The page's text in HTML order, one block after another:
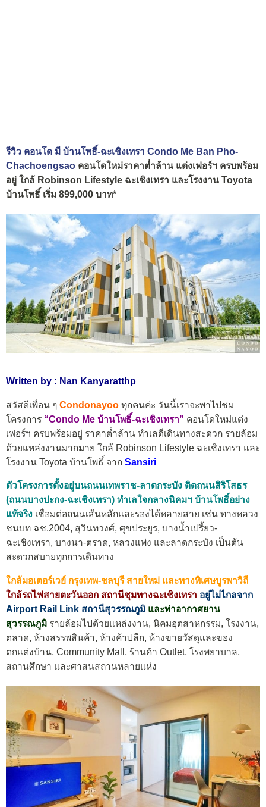
รีวิว คอนโด มี บ้านโพธิ์-ฉะเชิงเทรา Condo Me Ban Pho-
Chachoengsao คอนโดใหม่ราคาต่ำล้าน แต่งเฟอร์ฯ ครบพร้อม
อยู่ ใกล้ Robinson Lifestyle ฉะเชิงเทรา และโรงงาน Toyota
บ้านโพธิ์ เริ่ม 899,000 บาท*
Written by : Nan Kanyaratthp
สวัสดีเพื่อน ๆ Condonayoo ทุกคนค่ะ วันนี้เราจะพาไปชม
โครงการ “Condo Me บ้านโพธิ์-ฉะเชิงเทรา” คอนโดใหม่แต่ง
เฟอร์ฯ ครบพร้อมอยู่ ราคาต่ำล้าน ทำเลดีเดินทางสะดวก รายล้อม
ด้วยแหล่งงานมากมาย ใกล้ Robinson Lifestyle ฉะเชิงเทรา และ
โรงงาน Toyota บ้านโพธิ์ จาก Sansiri
ตัวโครงการตั้งอยู่บนถนนเทพราช-ลาดกระบัง ติดถนนสิริโสธร
(ถนนบางปะกง-ฉะเชิงเทรา) ทำเลใจกลางนิคมฯ บ้านโพธิ์อย่าง
แท้จริง เชื่อมต่อถนนเส้นหลักและรองได้หลายสาย เช่น ทางหลวง
ชนบท ฉช.2004, สุวินทวงศ์, ศุขประยูร, บางน้ำเปรี้ยว-
ฉะเชิงเทรา, บางนา-ตราด, หลวงแพ่ง และลาดกระบัง เป็นต้น
สะดวกสบายทุกการเดินทาง
ใกล้มอเตอร์เวย์ กรุงเทพ-ชลบุรี สายใหม่ และทางพิเศษบูรพาวิถี
ใกล้รถไฟสายตะวันออก สถานีชุมทางฉะเชิงเทรา อยู่ไม่ไกลจาก
Airport Rail Link สถานีสุวรรณภูมิ และท่าอากาศยาน
สุวรรณภูมิ รายล้อมไปด้วยแหล่งงาน, นิคมอุตสาหกรรม, โรงงาน,
ตลาด, ห้างสรรพสินค้า, ห้างค้าปลีก, ห้างขายวัสดุและของ
ตกแต่งบ้าน, Community Mall, ร้านค้า Outlet, โรงพยาบาล,
สถานศึกษา และศาสนสถานหลายแห่ง